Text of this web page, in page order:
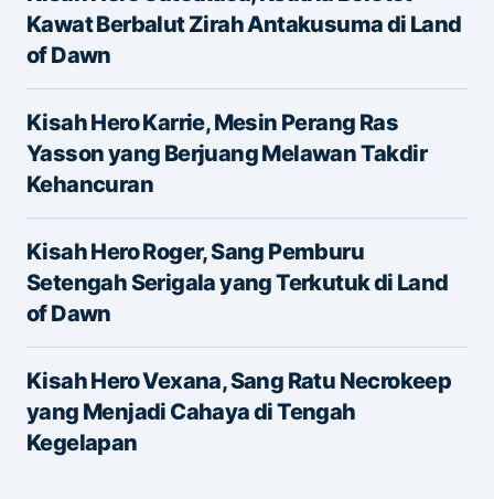
E-mail
Save my name and e-mail in this browser for the
next time I comment.
Kawat Berbalut Zirah Antakusuma di Land
of Dawn
Kisah Hero Karrie, Mesin Perang Ras
Yasson yang Berjuang Melawan Takdir
Kehancuran
Kisah Hero Roger, Sang Pemburu
Setengah Serigala yang Terkutuk di Land
of Dawn
Kisah Hero Vexana, Sang Ratu Necrokeep
yang Menjadi Cahaya di Tengah
Kegelapan